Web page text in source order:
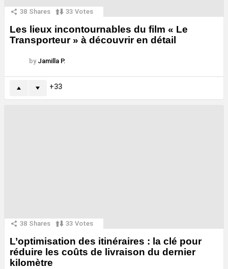
38 Shares 33 Votes
Les lieux incontournables du film « Le
Transporteur » à découvrir en détail
by Jamilla P.
33
38 Shares 33 Votes
L’optimisation des itinéraires : la clé pour
réduire les coûts de livraison du dernier
kilomètre